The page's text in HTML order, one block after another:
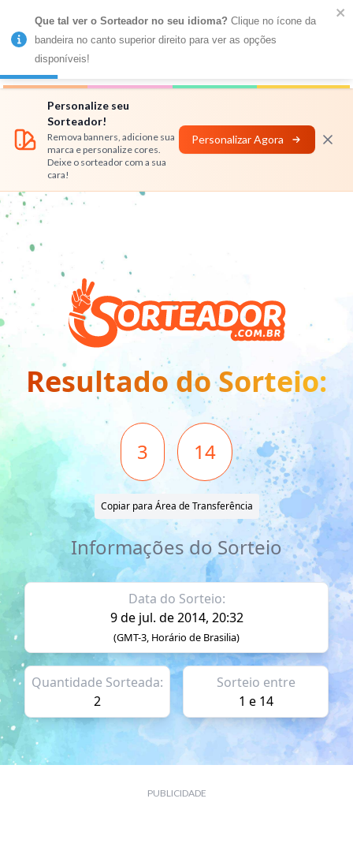
MENU
Números
Personalize seu
Sorteador!
Remova banners, adicione sua
marca e personalize cores.
Deixe o sorteador com a sua
cara!
Personalizar Agora
Resultado do Sorteio:
3 14
Copiar para Área de Transferência
Informações do Sorteio
Data do Sorteio:
9 de jul. de 2014, 20:32
(GMT-3, Horário de Brasilia)
Quantidade Sorteada:
2
Sorteio entre
1 e 14
PUBLICIDADE
Que tal ver o Sorteador no seu idioma? Clique no ícone da
bandeira no canto superior direito para ver as opções
disponíveis!